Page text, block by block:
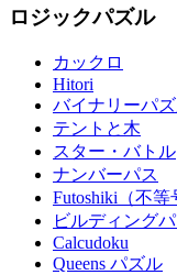
ロジックパズル
カックロ
Hitori
バイナリーパ
テントと木
スター・バトル
ナンバーパス
Futoshiki（不等
ビルディング
Calcudoku
Queens パズル